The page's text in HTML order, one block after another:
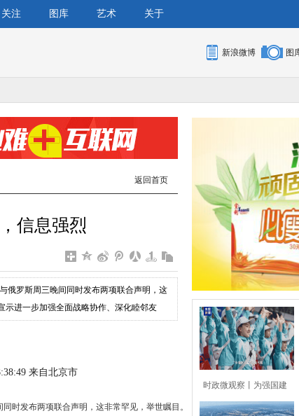
关注 图库 艺术 关于
新浪微博 图
返回首页
信息强烈
俄罗斯周三晚间同时发布两项联合声明，这
示进一步加强全面战略协作、深化睦邻友
来自北京市
时发布两项联合声明，这非常罕见，举世瞩目。
时政微观察丨为强国建